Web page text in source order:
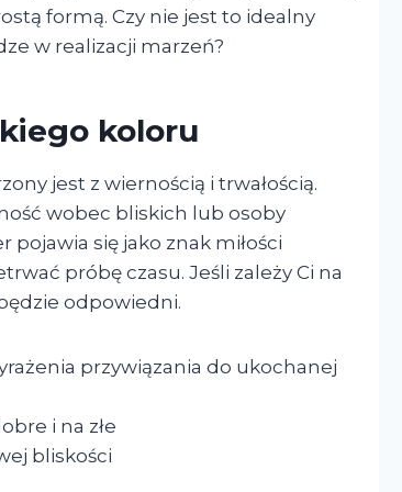
formą. Czy nie jest to idealny
w realizacji marzeń?
koloru
jest z wiernością i trwałością.
wobec bliskich lub osoby
się jako znak miłości
próbę czasu. Jeśli zależy Ci na
odpowiedni.
przywiązania do ukochanej
i na złe
bliskości